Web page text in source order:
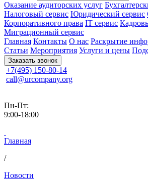
Оказание аудиторских услуг
Налоговый сервис Юридический сервис
Корпоративного права IT сервис
Миграционный сервис
Главная Контакты О нас Раскрытие
Статьи Мероприятия Услуги и цены
Заказать звонок
+7(495) 150-80-14
call@urcompany.org
Пн-Пт:
9:00-18:00
Главная
/
Новости